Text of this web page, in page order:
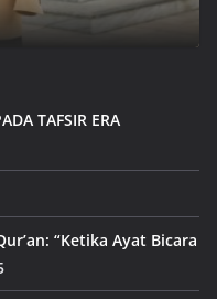
TAFSIR ERA
“Ketika Ayat Bicara